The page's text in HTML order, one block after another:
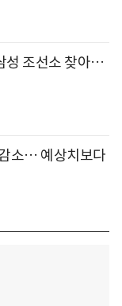
성 조선소 찾아…
소… 예상치보다